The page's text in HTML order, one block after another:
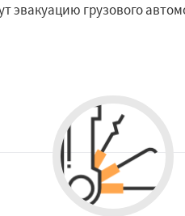
эвакуацию грузового